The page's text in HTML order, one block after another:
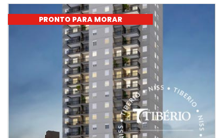
PRONTO PARA MORAR